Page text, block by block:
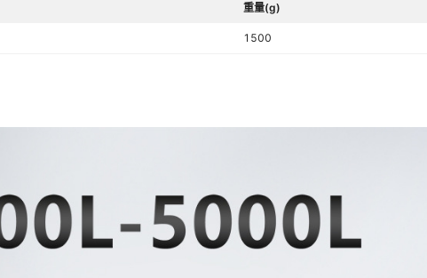
重量(g)
1500